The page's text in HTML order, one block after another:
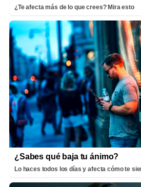
¿Te afecta más de lo que crees? Mira esto
¿Sabes qué baja tu ánimo?
Lo haces todos los días y afecta cómo te